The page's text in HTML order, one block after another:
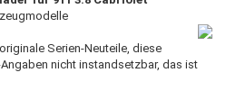
Serien-Neuteile, diese
nicht instandsetzbar, das ist